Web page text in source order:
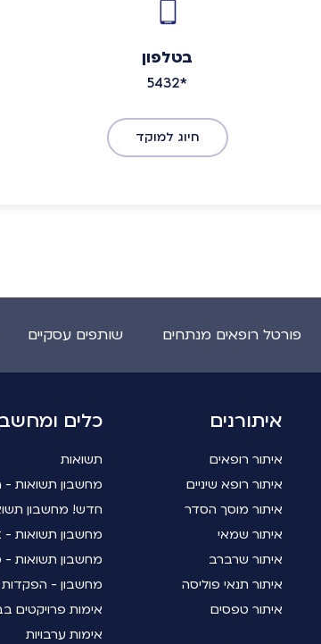
בטלפון
5432*
חיוג למוקד
פורטל רופאים מנתחים שותפים עסקיים
איתורנים
איתור רופאים
איתור רופא שיניים
איתור מוסך הסדר
איתור שמאי
איתור שרברב
איתור תנאי פוליסה
איתור טפסים
כלים
תשואות
מחשבון תשואות -
חדש! מחשבון
מחשבון תשואות - Excellence Invest
מחשבון תשואות
מחשבון -
אימות פרויקטים
אימות ערבויות